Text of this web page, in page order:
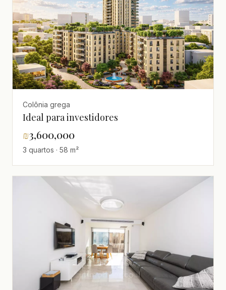
Colônia grega
Ideal para investidores
₪3,600,000
3 quartos · 58 m²